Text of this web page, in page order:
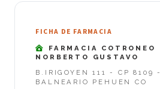
FICHA DE FARMACIA
FARMACIA COTRONEO
NORBERTO GUSTAVO
B.IRIGOYEN 111 - CP 8109 -
BALNEARIO PEHUEN CO